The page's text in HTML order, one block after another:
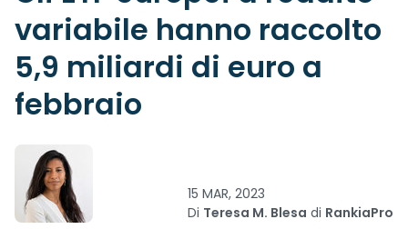
variabile hanno raccolto
5,9 miliardi di euro a
febbraio
15 MAR, 2023
Di Teresa M. Blesa di RankiaPro